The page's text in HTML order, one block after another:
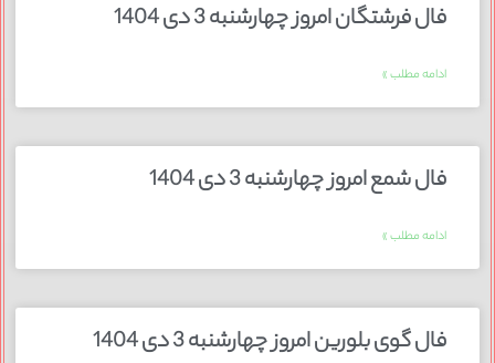
فال فرشتگان امروز چهارشنبه 3 دی 1404
ادامه مطلب »
فال شمع امروز چهارشنبه 3 دی 1404
ادامه مطلب »
فال گوی بلورین امروز چهارشنبه 3 دی 1404